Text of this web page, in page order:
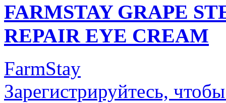
FARMSTAY GRAPE
REPAIR EYE CREAM
FarmStay
Зарегистрируйтесь,